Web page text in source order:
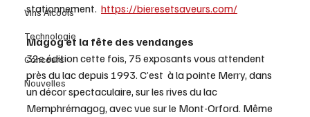
Vins Alcools
Technologie
Concours
Nouvelles
stationnement. https://bieresetsaveurs.com/
Magog et la fête des vendanges
32e édition cette fois, 75 exposants vous attendent
près du lac depuis 1993. C’est  à la pointe Merry, dans
un décor spectaculaire, sur les rives du lac
Memphrémagog, avec vue sur le Mont-Orford. Même